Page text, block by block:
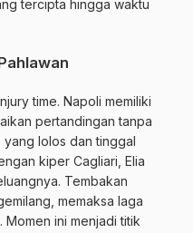
tercipta hingga waktu
time. Napoli memiliki
pertandingan tanpa
yang lolos dan tinggal
kiper Cagliari, Elia
Tembakan
memaksa laga
ini menjadi titik